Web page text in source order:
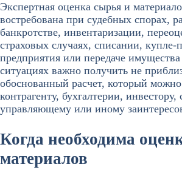
Экспертная оценка сырья и
востребована при судебных спорах,
банкротстве, инвентаризации,
страховых случаях, списании, купле-
предприятия или передаче
ситуациях важно получить не
обоснованный расчет, который
контрагенту, бухгалтерии,
управляющему или иному
Когда необходима
материалов